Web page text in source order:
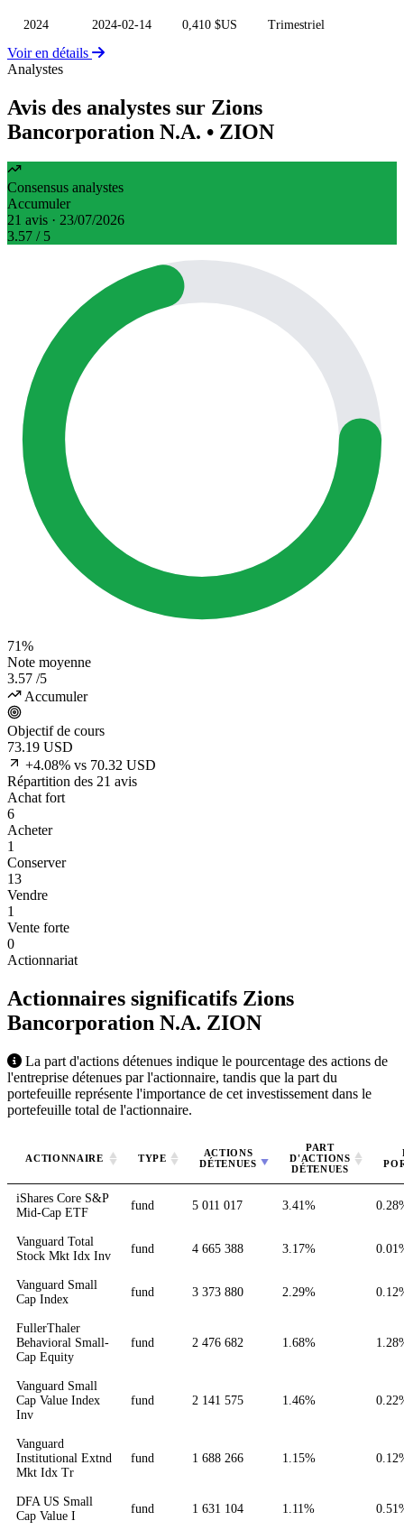
2024 2024-02-14 0,410 $US Trimestriel
Voir en détails
Analystes
Avis des analystes sur Zions
Bancorporation N.A. • ZION
Consensus analystes
Accumuler
21 avis · 23/07/2026
3.57 / 5
71%
Note moyenne
3.57 /5
Accumuler
Objectif de cours
73.19 USD
+4.08% vs 70.32 USD
Répartition des 21 avis
Achat fort
6
Acheter
1
Conserver
13
Vendre
1
Vente forte
0
Actionnariat
Actionnaires significatifs Zions
Bancorporation N.A. ZION
La part d'actions détenues indique le pourcentage des actions de
l'entreprise détenues par l'actionnaire, tandis que la part du
portefeuille représente l'importance de cet investissement dans le
portefeuille total de l'actionnaire.
ACTIONNAIRE TYPE
ACTIONS
DÉTENUES
PART
D'ACTIONS
DÉTENUES
iShares Core S&P
Mid-Cap ETF
fund 5 011 017 3.41%
Vanguard Total
Stock Mkt Idx Inv
fund 4 665 388 3.17%
Vanguard Small
Cap Index
fund 3 373 880 2.29%
FullerThaler
Behavioral Small-
Cap Equity
fund 2 476 682 1.68%
Vanguard Small
Cap Value Index
Inv
fund 2 141 575 1.46%
Vanguard
Institutional Extnd
Mkt Idx Tr
fund 1 688 266 1.15%
DFA US Small
Cap Value I
fund 1 631 104 1.11%